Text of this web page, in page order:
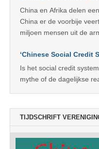
China en Afrika delen
China er de voorbije
miljoen mensen uit de
‘Chinese Social Credit
Is het social credit
mythe of de dagelijkse
TIJDSCHRIFT